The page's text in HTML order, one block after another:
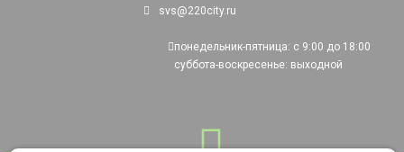
svs@220city.ru
понедельник-пятница: с 9:00 до 18:00
суббота-воскресенье: выходной